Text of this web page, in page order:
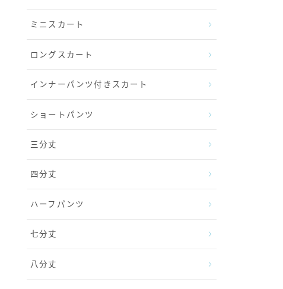
ミニスカート
ロングスカート
インナーパンツ付きスカート
ショートパンツ
三分丈
四分丈
ハーフパンツ
七分丈
八分丈